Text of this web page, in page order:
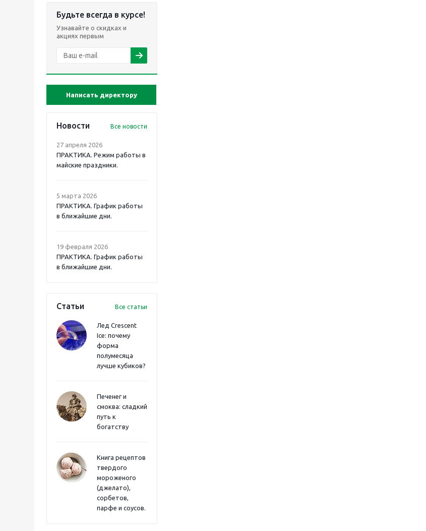
Будьте всегда в курсе!
Узнавайте о скидках и
акциях первым
Написать директору
Новости Все новости
27 апреля 2026
ПРАКТИКА. Режим работы в
майские праздники.
5 марта 2026
ПРАКТИКА. График работы
в ближайшие дни.
19 февраля 2026
ПРАКТИКА. График работы
в ближайшие дни.
Статьи Все статьи
Лед Crescent
Ice: почему
форма
полумесяца
лучше кубиков?
Печенег и
смоква: сладкий
путь к
богатству
Книга рецептов
твердого
мороженого
(джелато),
сорбетов,
парфе и соусов.